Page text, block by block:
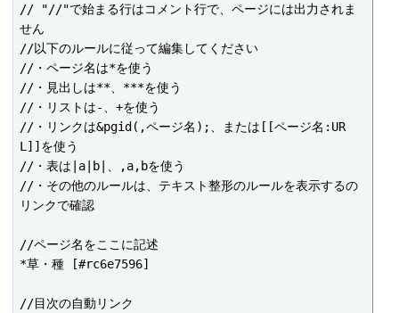
// "//"で始まる行はコメント行で、ページには出力されま
せん
//以下のルールに従って編集してください
//・ページ名は*を使う
//・見出しは**、***を使う
//・リストは-、+を使う
//・リンクは&pgid(,ページ名);、または[[ページ名:UR
L]]を使う
//・表は|a|b|、,a,bを使う
//・その他のルールは、テキスト整形のルールを表示するの
リンクで確認
//ページ名をここに記述
*草・種 [#rc6e7596]
//目次の自動リンク